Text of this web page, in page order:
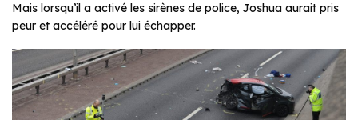
Mais lorsqu’il a activé les sirènes de police, Joshua aurait pris
peur et accéléré pour lui échapper.